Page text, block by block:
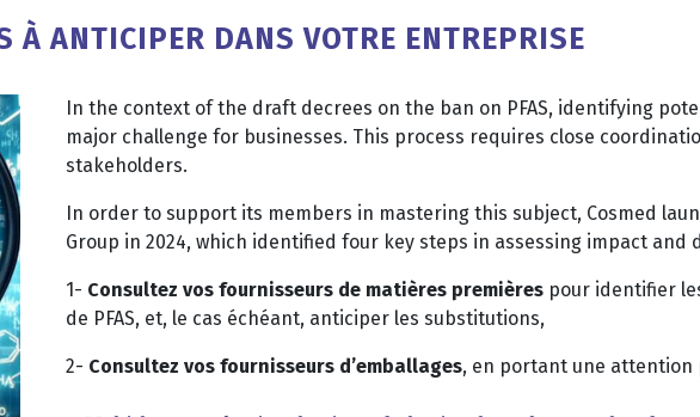
À ANTICIPER DANS VOTRE ENTREPRISE
In the context of the draft decrees on the ban on PFAS, identifying
major challenge for businesses. This process requires close
stakeholders.
In order to support its members in mastering this subject, Cosmed
Group in 2024, which identified four key steps in assessing impact and
1- Consultez vos fournisseurs de matières premièrespour identifier
de PFAS, et, le cas échéant, anticiper les substitutions,
2- Consultez vos fournisseurs d’emballages, en portant une attention